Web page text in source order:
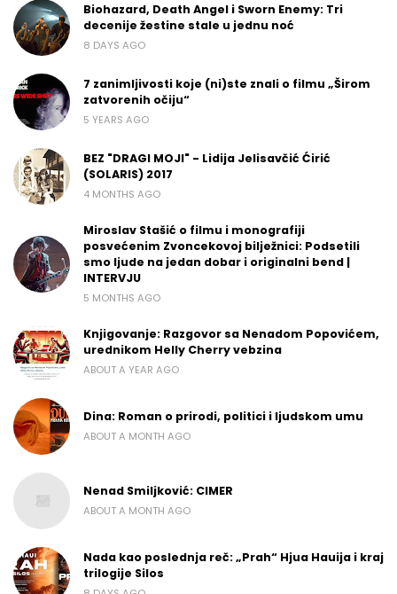
Biohazard, Death Angel i Sworn Enemy: Tri
decenije žestine stale u jednu noć
8 DAYS AGO
7 zanimljivosti koje (ni)ste znali o filmu „Širom
zatvorenih očiju“
5 YEARS AGO
BEZ "DRAGI MOJI" - Lidija Jelisavčić Ćirić
(SOLARIS) 2017
4 MONTHS AGO
Miroslav Stašić o filmu i monografiji
posvećenim Zvoncekovoj bilježnici: Podsetili
smo ljude na jedan dobar i originalni bend |
INTERVJU
5 MONTHS AGO
Knjigovanje: Razgovor sa Nenadom Popovićem,
urednikom Helly Cherry vebzina
ABOUT A YEAR AGO
Dina: Roman o prirodi, politici i ljudskom umu
ABOUT A MONTH AGO
Nenad Smiljković: CIMER
ABOUT A MONTH AGO
Nada kao poslednja reč: „Prah“ Hjua Hauija i kraj
trilogije Silos